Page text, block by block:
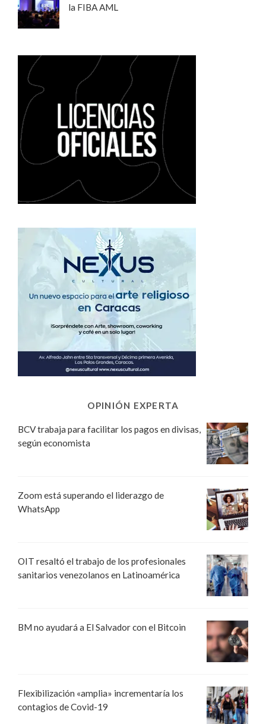
la FIBA AML
OPINIÓN EXPERTA
BCV trabaja para facilitar los pagos en divisas,
según economista
Zoom está superando el liderazgo de
WhatsApp
OIT resaltó el trabajo de los profesionales
sanitarios venezolanos en Latinoamérica
BM no ayudará a El Salvador con el Bitcoin
Flexibilización «amplia» incrementaría los
contagios de Covid-19